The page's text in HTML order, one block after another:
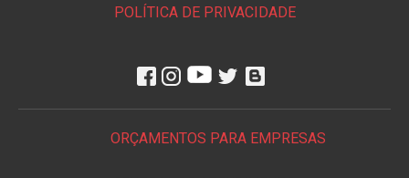
POLÍTICA DE PRIVACIDADE
ORÇAMENTOS PARA EMPRESAS